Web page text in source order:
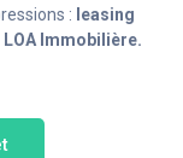
: leasing
Immobilière.